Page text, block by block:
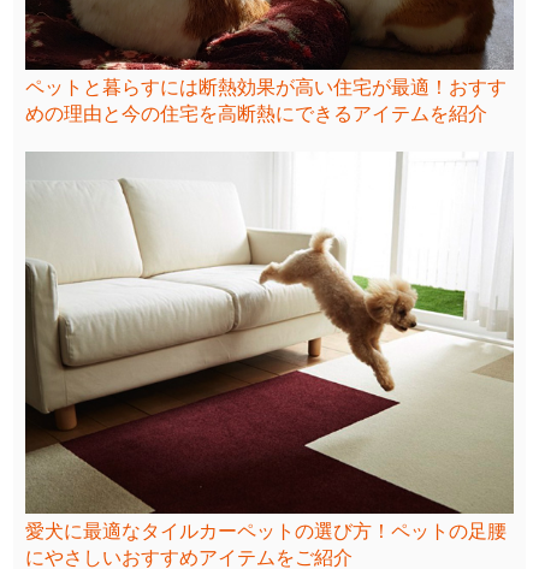
ペットと暮らすには断熱効果が高い住宅が最適！おすす
めの理由と今の住宅を高断熱にできるアイテムを紹介
愛犬に最適なタイルカーペットの選び方！ペットの足腰
にやさしいおすすめアイテムをご紹介